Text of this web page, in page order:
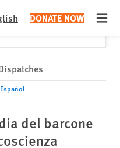
DONATE NOW
in English?
Español
del barcone